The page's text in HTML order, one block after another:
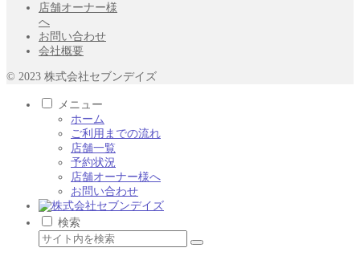
店舗オーナー様
へ
お問い合わせ
会社概要
© 2023 株式会社セブンデイズ
メニュー
ホーム
ご利用までの流れ
店舗一覧
予約状況
店舗オーナー様へ
お問い合わせ
検索